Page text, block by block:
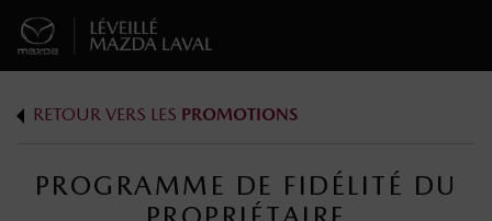
RETOUR VERS LES PROMOTIONS
PROGRAMME DE FIDÉLITÉ DU